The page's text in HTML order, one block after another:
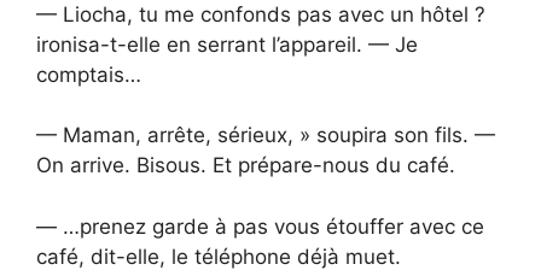
— Liocha, tu me confonds pas avec un hôtel ?
ironisa-t-elle en serrant l’appareil. — Je
comptais…
— Maman, arrête, sérieux, » soupira son fils. —
On arrive. Bisous. Et prépare-nous du café.
— …prenez garde à pas vous étouffer avec ce
café, dit-elle, le téléphone déjà muet.